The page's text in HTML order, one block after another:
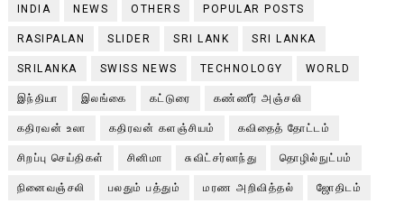
INDIA NEWS OTHERS POPULAR POSTS
RASIPALAN SLIDER SRI LANK SRI LANKA
SRILANKA SWISS NEWS TECHNOLOGY WORLD
இந்தியா இலங்கை கட்டுரை கண்ணீர் அஞ்சலி
கதிரவன் உலா கதிரவன் களஞ்சியம் கவிதைத் தோட்டம்
சிறப்பு செய்திகள் சினிமா சுவிட்சர்லாந்து தொழில்நுட்பம்
நினைவஞ்சலி பலதும் பத்தும் மரண அறிவித்தல் ஜோதிடம்